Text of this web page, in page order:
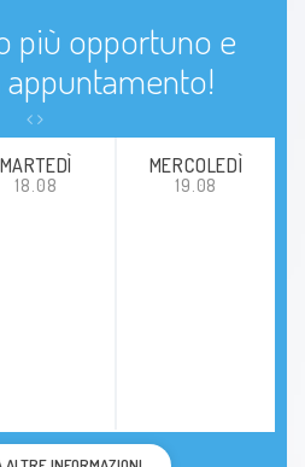
più opportuno e
MARTEDÌ
18.08
MERCOLEDÌ
19.08